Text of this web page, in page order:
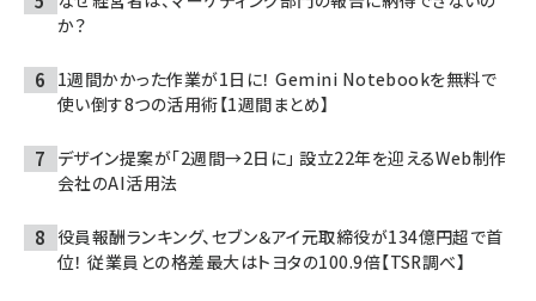
か？
1週間かかった作業が1日に！ Gemini Notebookを無料で
使い倒す8つの活用術【1週間まとめ】
デザイン提案が「2週間→2日に」 設立22年を迎えるWeb制作
会社のAI活用法
役員報酬ランキング、セブン＆アイ元取締役が134億円超で首
位！ 従業員との格差最大はトヨタの100.9倍【TSR調べ】